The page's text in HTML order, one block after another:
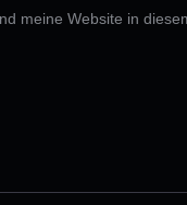
meine Website in